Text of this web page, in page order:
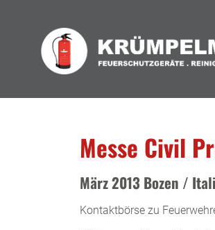
Messe Civil
März 2013 Bozen /
Kontaktbörse zu